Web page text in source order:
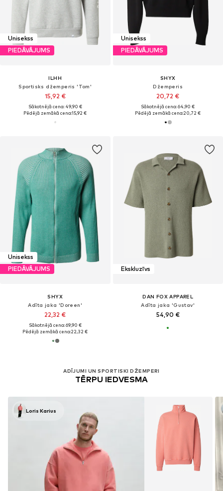
Unisekss
PIEDĀVĀJUMS
ILHH
Sportisks džemperis 'Tom'
15,92 €
Sākotnējā cena: 49,90 €
Pēdējā zemākā cena:15,92 €
Unisekss
PIEDĀVĀJUMS
SHYX
Džemperis
20,72 €
Sākotnējā cena: 64,90 €
Pēdējā zemākā cena:20,72 €
Unisekss
PIEDĀVĀJUMS
SHYX
Adīta jaka 'Doreen'
22,32 €
Sākotnējā cena: 69,90 €
Pēdējā zemākā cena:22,32 €
Ekskluzīvs
DAN FOX APPAREL
Adīta jaka 'Gustav'
54,90 €
ADĪJUMI UN SPORTISKI DŽEMPERI
TĒRPU IEDVESMA
Loris Karius